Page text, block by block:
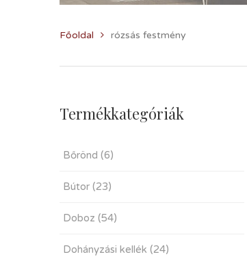
Főoldal rózsás festmény
Termékkategóriák
Bőrönd (6)
Bútor (23)
Doboz (54)
Dohányzási kellék (24)